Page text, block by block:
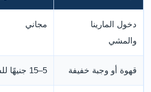
دخول المارينا
والمشي
مجاني
قهوة أو وجبة خفيفة 5–15 جنيهًا للشخص